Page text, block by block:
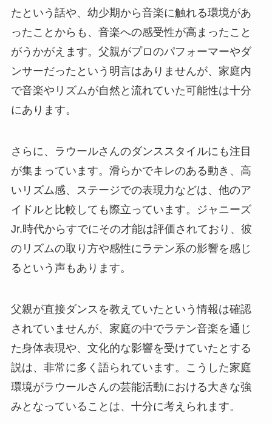
たという話や、幼少期から音楽に触れる環境があ
ったことからも、音楽への感受性が高まったこと
がうかがえます。父親がプロのパフォーマーやダ
ンサーだったという明言はありませんが、家庭内
で音楽やリズムが自然と流れていた可能性は十分
にあります。
さらに、ラウールさんのダンススタイルにも注目
が集まっています。滑らかでキレのある動き、高
いリズム感、ステージでの表現力などは、他のア
イドルと比較しても際立っています。ジャニーズ
Jr.時代からすでにその才能は評価されており、彼
のリズムの取り方や感性にラテン系の影響を感じ
るという声もあります。
父親が直接ダンスを教えていたという情報は確認
されていませんが、家庭の中でラテン音楽を通じ
た身体表現や、文化的な影響を受けていたとする
説は、非常に多く語られています。こうした家庭
環境がラウールさんの芸能活動における大きな強
みとなっていることは、十分に考えられます。